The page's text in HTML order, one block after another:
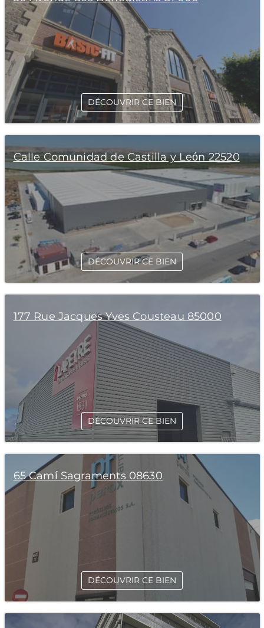
DÉCOUVRIR CE BIEN
Calle Comunidad de Castilla y León 22520
DÉCOUVRIR CE BIEN
177 Rue Jacques Yves Cousteau 85000
DÉCOUVRIR CE BIEN
65 Camí Sagraments 08630
DÉCOUVRIR CE BIEN